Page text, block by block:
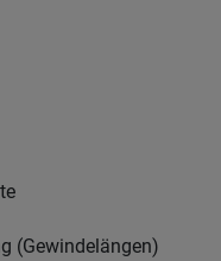
(Gewindelängen)